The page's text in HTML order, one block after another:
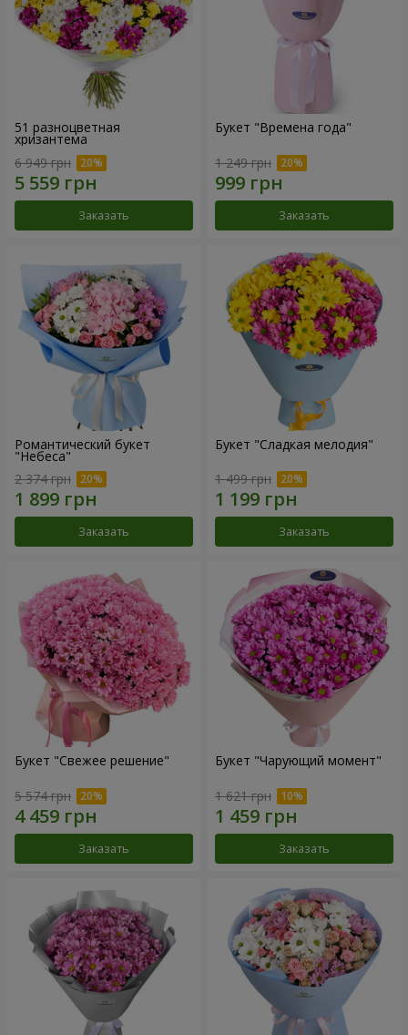
51 разноцветная
хризантема
6 949 грн
Заказать
Букет "Времена года"
1 249 грн
Заказать
Романтический букет
"Небеса"
2 374 грн
Заказать
Букет "Сладкая мелодия"
1 499 грн
Заказать
Букет "Свежее решение"
5 574 грн
Заказать
Букет "Чарующий момент"
1 621 грн
Заказать